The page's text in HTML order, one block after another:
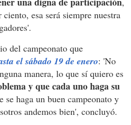
esa será siempre nuestra
del campeonato que
el sábado 19 de enero: 'No
manera, lo que sí quiero es
y que cada uno haga su
se haga un buen campeonato y
andemos bien', concluyó.